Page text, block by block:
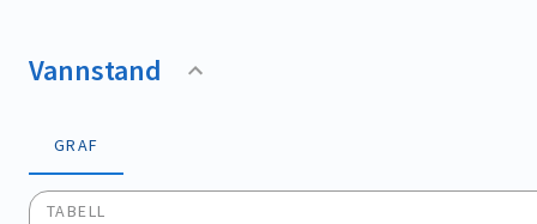
Vannstand
GRAF
TABELL